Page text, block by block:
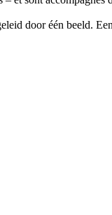
door één beeld.